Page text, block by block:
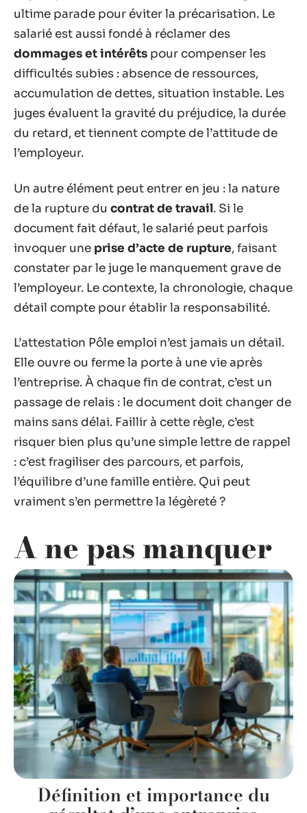
ultime parade pour éviter la précarisation. Le
salarié est aussi fondé à réclamer des
dommages et intérêts pour compenser les
difficultés subies : absence de ressources,
accumulation de dettes, situation instable. Les
juges évaluent la gravité du préjudice, la durée
du retard, et tiennent compte de l’attitude de
l’employeur.
Un autre élément peut entrer en jeu : la nature
de la rupture du contrat de travail. Si le
document fait défaut, le salarié peut parfois
invoquer une prise d’acte de rupture, faisant
constater par le juge le manquement grave de
l’employeur. Le contexte, la chronologie, chaque
détail compte pour établir la responsabilité.
L’attestation Pôle emploi n’est jamais un détail.
Elle ouvre ou ferme la porte à une vie après
l’entreprise. À chaque fin de contrat, c’est un
passage de relais : le document doit changer de
mains sans délai. Faillir à cette règle, c’est
risquer bien plus qu’une simple lettre de rappel
: c’est fragiliser des parcours, et parfois,
l’équilibre d’une famille entière. Qui peut
vraiment s’en permettre la légèreté ?
A ne pas manquer
Définition et importance du